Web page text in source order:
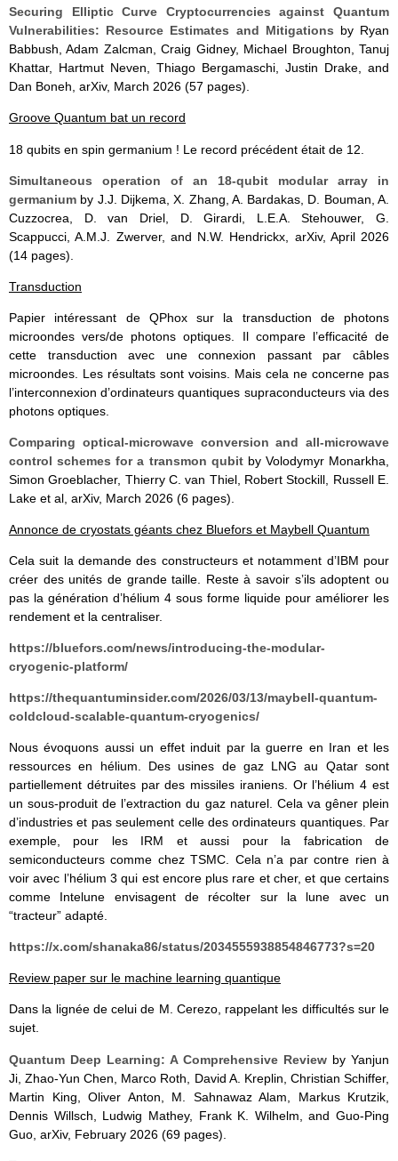
Securing Elliptic Curve Cryptocurrencies against Quantum
Vulnerabilities: Resource Estimates and Mitigations by Ryan
Babbush, Adam Zalcman, Craig Gidney, Michael Broughton, Tanuj
Khattar, Hartmut Neven, Thiago Bergamaschi, Justin Drake, and
Dan Boneh, arXiv, March 2026 (57 pages).
Groove Quantum bat un record
18 qubits en spin germanium ! Le record précédent était de 12.
Simultaneous operation of an 18-qubit modular array in
germanium by J.J. Dijkema, X. Zhang, A. Bardakas, D. Bouman, A.
Cuzzocrea, D. van Driel, D. Girardi, L.E.A. Stehouwer, G.
Scappucci, A.M.J. Zwerver, and N.W. Hendrickx, arXiv, April 2026
(14 pages).
Transduction
Papier intéressant de QPhox sur la transduction de photons
microondes vers/de photons optiques. Il compare l’efficacité de
cette transduction avec une connexion passant par câbles
microondes. Les résultats sont voisins. Mais cela ne concerne pas
l’interconnexion d’ordinateurs quantiques supraconducteurs via des
photons optiques.
Comparing optical-microwave conversion and all-microwave
control schemes for a transmon qubitby Volodymyr Monarkha,
Simon Groeblacher, Thierry C. van Thiel, Robert Stockill, Russell E.
Lake et al, arXiv, March 2026 (6 pages).
Annonce de cryostats géants chez Bluefors et Maybell Quantum
Cela suit la demande des constructeurs et notamment d’IBM pour
créer des unités de grande taille. Reste à savoir s’ils adoptent ou
pas la génération d’hélium 4 sous forme liquide pour améliorer les
rendement et la centraliser.
https://bluefors.com/news/introducing-the-modular-
cryogenic-platform/
https://thequantuminsider.com/2026/03/13/maybell-quantum-
coldcloud-scalable-quantum-cryogenics/
Nous évoquons aussi un effet induit par la guerre en Iran et les
ressources en hélium. Des usines de gaz LNG au Qatar sont
partiellement détruites par des missiles iraniens. Or l’hélium 4 est
un sous-produit de l’extraction du gaz naturel. Cela va gêner plein
d’industries et pas seulement celle des ordinateurs quantiques. Par
exemple, pour les IRM et aussi pour la fabrication de
semiconducteurs comme chez TSMC. Cela n’a par contre rien à
voir avec l’hélium 3 qui est encore plus rare et cher, et que certains
comme Intelune envisagent de récolter sur la lune avec un
“tracteur” adapté.
https://x.com/shanaka86/status/2034555938854846773?s=20
Review paper sur le machine learning quantique
Dans la lignée de celui de M. Cerezo, rappelant les difficultés sur le
sujet.
Quantum Deep Learning: A Comprehensive Review by Yanjun
Ji, Zhao-Yun Chen, Marco Roth, David A. Kreplin, Christian Schiffer,
Martin King, Oliver Anton, M. Sahnawaz Alam, Markus Krutzik,
Dennis Willsch, Ludwig Mathey, Frank K. Wilhelm, and Guo-Ping
Guo, arXiv, February 2026 (69 pages).